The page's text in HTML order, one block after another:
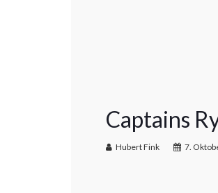
Captains
Hubert Fink 7.